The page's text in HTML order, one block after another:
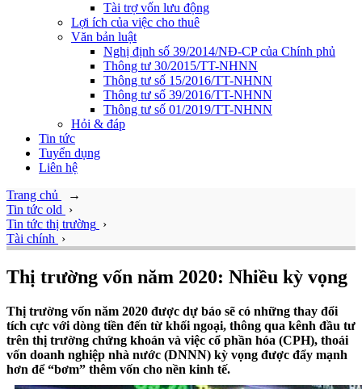
Tài trợ vốn lưu động
Lợi ích của việc cho thuê
Văn bản luật
Nghị định số 39/2014/NĐ-CP của Chính phủ
Thông tư 30/2015/TT-NHNN
Thông tư số 15/2016/TT-NHNN
Thông tư số 39/2016/TT-NHNN
Thông tư số 01/2019/TT-NHNN
Hỏi & đáp
Tin tức
Tuyển dụng
Liên hệ
Trang chủ
→
Tin tức old ›
Tin tức thị trường ›
Tài chính ›
Thị trường vốn năm 2020: Nhiều kỳ vọng
Thị trường vốn năm 2020 được dự báo sẽ có những thay đổi
tích cực với dòng tiền đến từ khối ngoại, thông qua kênh đầu tư
trên thị trường chứng khoán và việc cổ phần hóa (CPH), thoái
vốn doanh nghiệp nhà nước (DNNN) kỳ vọng được đẩy mạnh
hơn để “bơm” thêm vốn cho nền kinh tế.